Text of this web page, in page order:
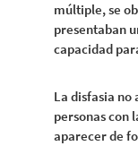
múltiple, se
presentaban
capacidad
La disfasia no
personas con
aparecer de